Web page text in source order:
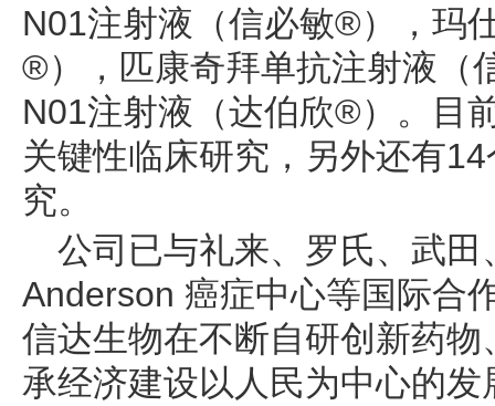
N01注射液（信必敏®），玛
®），匹康奇拜单抗注射液（
N01注射液（达伯欣®）。目
关键性临床研究，另外还有
究。
公司已与礼来、罗氏、武
Anderson 癌症中心等国际合
信达生物在不断自研创新药
承经济建设以人民为中心的